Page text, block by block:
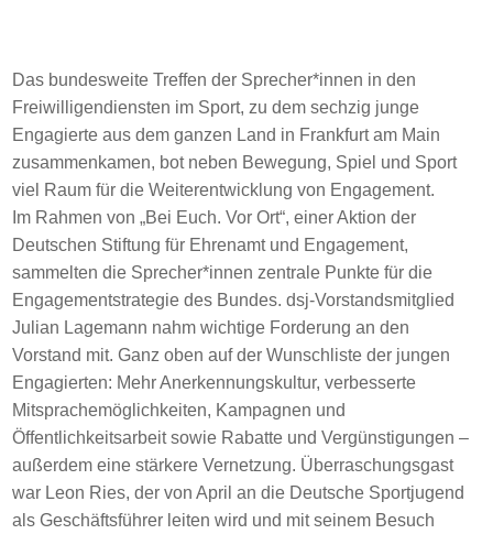
Das bundesweite Treffen der Sprecher*innen in den
Freiwilligendiensten im Sport, zu dem sechzig junge
Engagierte aus dem ganzen Land in Frankfurt am Main
zusammenkamen, bot neben Bewegung, Spiel und Sport
viel Raum für die Weiterentwicklung von Engagement.
Im Rahmen von „Bei Euch. Vor Ort“, einer Aktion der
Deutschen Stiftung für Ehrenamt und Engagement,
sammelten die Sprecher*innen zentrale Punkte für die
Engagementstrategie des Bundes. dsj-Vorstandsmitglied
Julian Lagemann nahm wichtige Forderung an den
Vorstand mit. Ganz oben auf der Wunschliste der jungen
Engagierten: Mehr Anerkennungskultur, verbesserte
Mitsprachemöglichkeiten, Kampagnen und
Öffentlichkeitsarbeit sowie Rabatte und Vergünstigungen –
außerdem eine stärkere Vernetzung. Überraschungsgast
war Leon Ries, der von April an die Deutsche Sportjugend
als Geschäftsführer leiten wird und mit seinem Besuch